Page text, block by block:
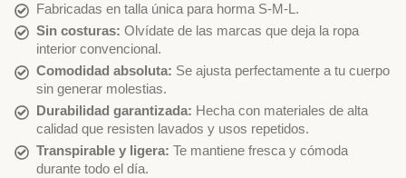
Fabricadas en talla única para horma S-M-L.
Sin costuras: Olvídate de las marcas que deja la ropa
interior convencional.
Comodidad absoluta: Se ajusta perfectamente a tu cuerpo
sin generar molestias.
Durabilidad garantizada: Hecha con materiales de alta
calidad que resisten lavados y usos repetidos.
Transpirable y ligera: Te mantiene fresca y cómoda
durante todo el día.